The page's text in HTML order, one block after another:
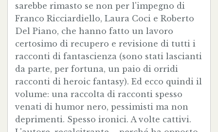
sarebbe rimasto se non per l'impegno di
Franco Ricciardiello, Laura Coci e Roberto
Del Piano, che hanno fatto un lavoro
certosimo di recupero e revisione di tutti i
racconti di fantascienza (sono stati lascianti
da parte, per fortuna, un paio di orridi
racconti di heroic fantasy). Ed ecco quindi il
volume: una raccolta di racconti spesso
venati di humor nero, pessimisti ma non
deprimenti. Spesso ironici. A volte cattivi.